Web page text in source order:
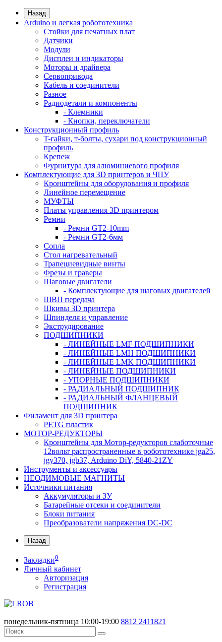
Назад
Arduino и легкая робототехника
Стойки для печатных плат
Датчики
Модули
Дисплеи и индикаторы
Моторы и драйвера
Сервопривода
Кабель и соединители
Разное
Радиодетали и компоненты
- Клемники
- Кнопки, переключатели
Конструкционный профиль
T-гайки, т-болты, сухари под конструкционный
профиль
Крепеж
Фурнитура для алюминиевого профиля
Комплектующие для 3D принтеров и ЧПУ
Кронштейны для оборудования и профиля
Линейное перемещение
МУФТЫ
Платы управления 3D принтером
Ремни
- Ремни GT2-10mm
- Ремни GT2-6мм
Сопла
Стол нагревательный
Трапециевидные винты
Фрезы и граверы
Шаговые двигатели
- Комплектующие для шаговых двигателей
ШВП передача
Шкивы 3D принтера
Шпинделя и управление
Экструдирование
ПОДШИПНИКИ
- ЛИНЕЙНЫЕ LMF ПОДШИПНИКИ
- ЛИНЕЙНЫЕ LMH ПОДШИПНИКИ
- ЛИНЕЙНЫЕ LMK ПОДШИПНИКИ
- ЛИНЕЙНЫЕ ПОДШИПНИКИ
- УПОРНЫЕ ПОДШИПНИКИ
- РАДИАЛЬНЫЙ ПОДШИПНИК
- РАДИАЛЬНЫЙ ФЛАНЦЕВЫЙ
ПОДШИПНИК
Филамент для 3D принтера
PETG пластик
МОТОР-РЕДУКТОРЫ
Кронштейны для Мотор-редукторов слаботочные
12вольт распространенные в робототехнике jga25,
jgy370, jgb37, Arduino DiY, 5840-21ZY
Инструменты и аксессуары
НЕОДИМОВЫЕ МАГНИТЫ
Источники питания
Аккумуляторы и ЗУ
Батарейные отсеки и соединители
Блоки питания
Преобразователи напряжения DC-DC
Назад
Закладки0
Личный кабинет
Авторизация
Регистрация
понедельник-пятница 10:00-19:00 8812 2411821